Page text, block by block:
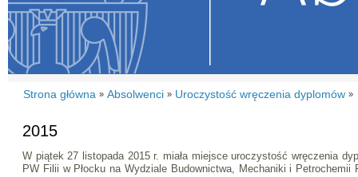
Strona główna » Absolwenci » Uroczystość wręczenia dyplomów »
2015
W piątek 27 listopada 2015 r. miała miejsce uroczystość wręczenia
PW Filii w Płocku na Wydziale Budownictwa, Mechaniki i Petrochemii